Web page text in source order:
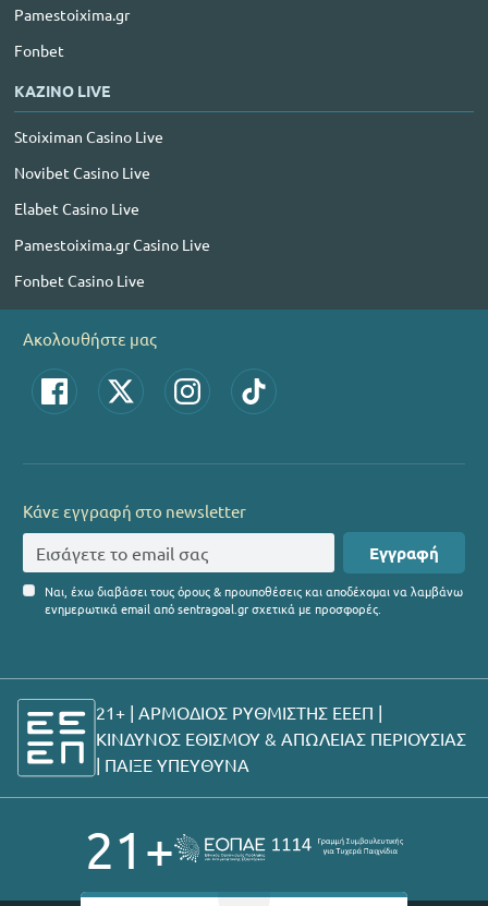
Pamestoixima.gr
Fonbet
ΚΑΖΙΝΟ LIVE
Stoiximan Casino Live
Novibet Casino Live
Elabet Casino Live
Pamestoixima.gr Casino Live
Fonbet Casino Live
Ακολουθήστε μας
Κάνε εγγραφή στο newsletter
Εγγραφή
Ναι, έχω διαβάσει τους όρους & προυποθέσεις και αποδέχομαι να λαμβάνω
ενημερωτικά email από sentragoal.gr σχετικά με προσφορές.
21+ | ΑΡΜΟΔΙΟΣ ΡΥΘΜΙΣΤΗΣ ΕΕΕΠ |
ΚΙΝΔΥΝΟΣ ΕΘΙΣΜΟΥ & ΑΠΩΛΕΙΑΣ ΠΕΡΙΟΥΣΙΑΣ
| ΠΑΙΞΕ ΥΠΕΥΘΥΝΑ
21+